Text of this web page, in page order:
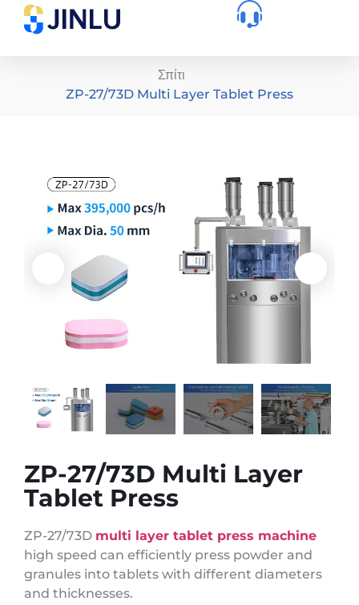
Σπίτι
ZP-27/73D Multi Layer Tablet Press
ZP-27/73D Multi Layer
Tablet Press
ZP-27/73D multi layer tablet press machine
high speed can efficiently press powder and
granules into tablets with different diameters
and thicknesses.